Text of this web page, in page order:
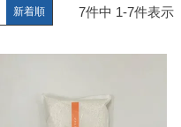
新着順 7件中 1-7件表示